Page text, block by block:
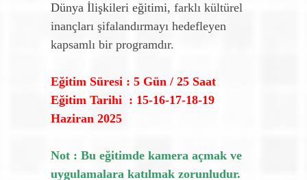
Dünya İlişkileri eğitimi, farklı kültürel
inançları şifalandırmayı hedefleyen
kapsamlı bir programdır.
Eğitim Süresi : 5 Gün / 25 Saat
Eğitim Tarihi : 15-16-17-18-19
Haziran 2025
Not : Bu eğitimde kamera açmak ve
uygulamalara katılmak zorunludur.